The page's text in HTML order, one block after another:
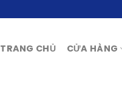
TRANG CHỦ CỬA HÀNG